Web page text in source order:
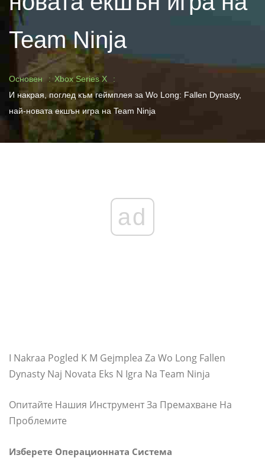
Team Ninja
Основен
Xbox Series X
И накрая, поглед към геймплея за Wo Long: Fallen Dynasty,
най-новата екшън игра на Team Ninja
ad
I Nakraa Pogled K M Gejmplea Za Wo Long Fallen
Dynasty Naj Novata Eks N Igra Na Team Ninja
Опитайте Нашия Инструмент За Премахване На
Проблемите
Изберете Операционната Система